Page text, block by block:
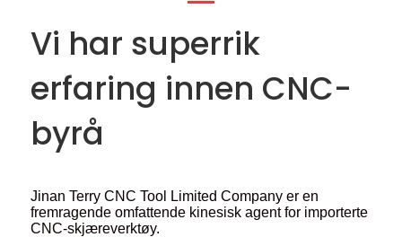
Vi har superrik
erfaring innen CNC-
byrå
Jinan Terry CNC Tool Limited Company er en
fremragende omfattende kinesisk agent for importerte
CNC-skjæreverktøy.